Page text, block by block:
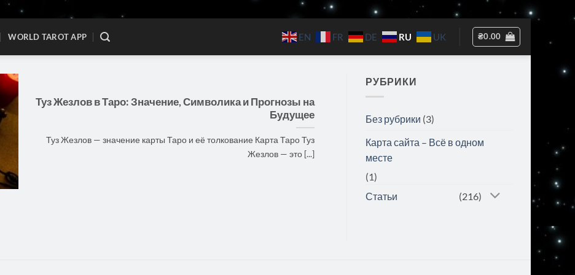
WORLD TAROT APP EN FR DE RU UK ₴0.00
Туз Жезлов в Таро: Значение, Символика и Прогнозы на
Будущее
Туз Жезлов — значение карты Таро и её толкование Карта Таро Туз
Жезлов — это [...]
РУБРИКИ
Без рубрики (3)
Карта сайта – Всё в одном
месте
(1)
Статьи
(216)